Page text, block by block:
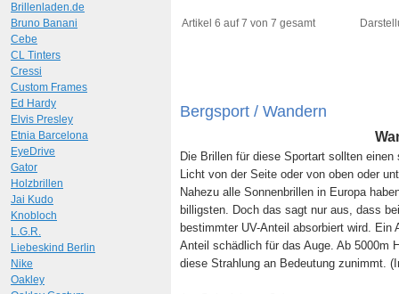
Artikel 6 auf 7 von 7 gesamt
Bergsport / Wandern
Die Brillen für diese Sportart sollten
Licht von der Seite oder von oben oder
Nahezu alle Sonnenbrillen in Europa
billigsten. Doch das sagt nur aus, dass
bestimmter UV-Anteil absorbiert wird.
Anteil schädlich für das Auge. Ab 5000m
diese Strahlung an Bedeutung zunimmt.
Brillenladen.de
Bruno Banani
Cebe
CL Tinters
Cressi
Custom Frames
Ed Hardy
Elvis Presley
Etnia Barcelona
EyeDrive
Gator
Holzbrillen
Jai Kudo
Knobloch
L.G.R.
Liebeskind Berlin
Nike
Oakley